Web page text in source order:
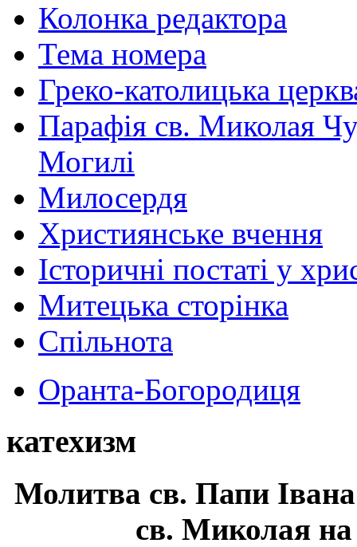
Колонка редактора
Тема номера
Греко-католицька
Парафія св. Миколая
Могилі
Милосердя
Християнське вчення
Історичні постаті у
Митецька сторінка
Спільнота
Оранта-Богородиця
катехизм
Молитва св. Папи
св. Миколая на